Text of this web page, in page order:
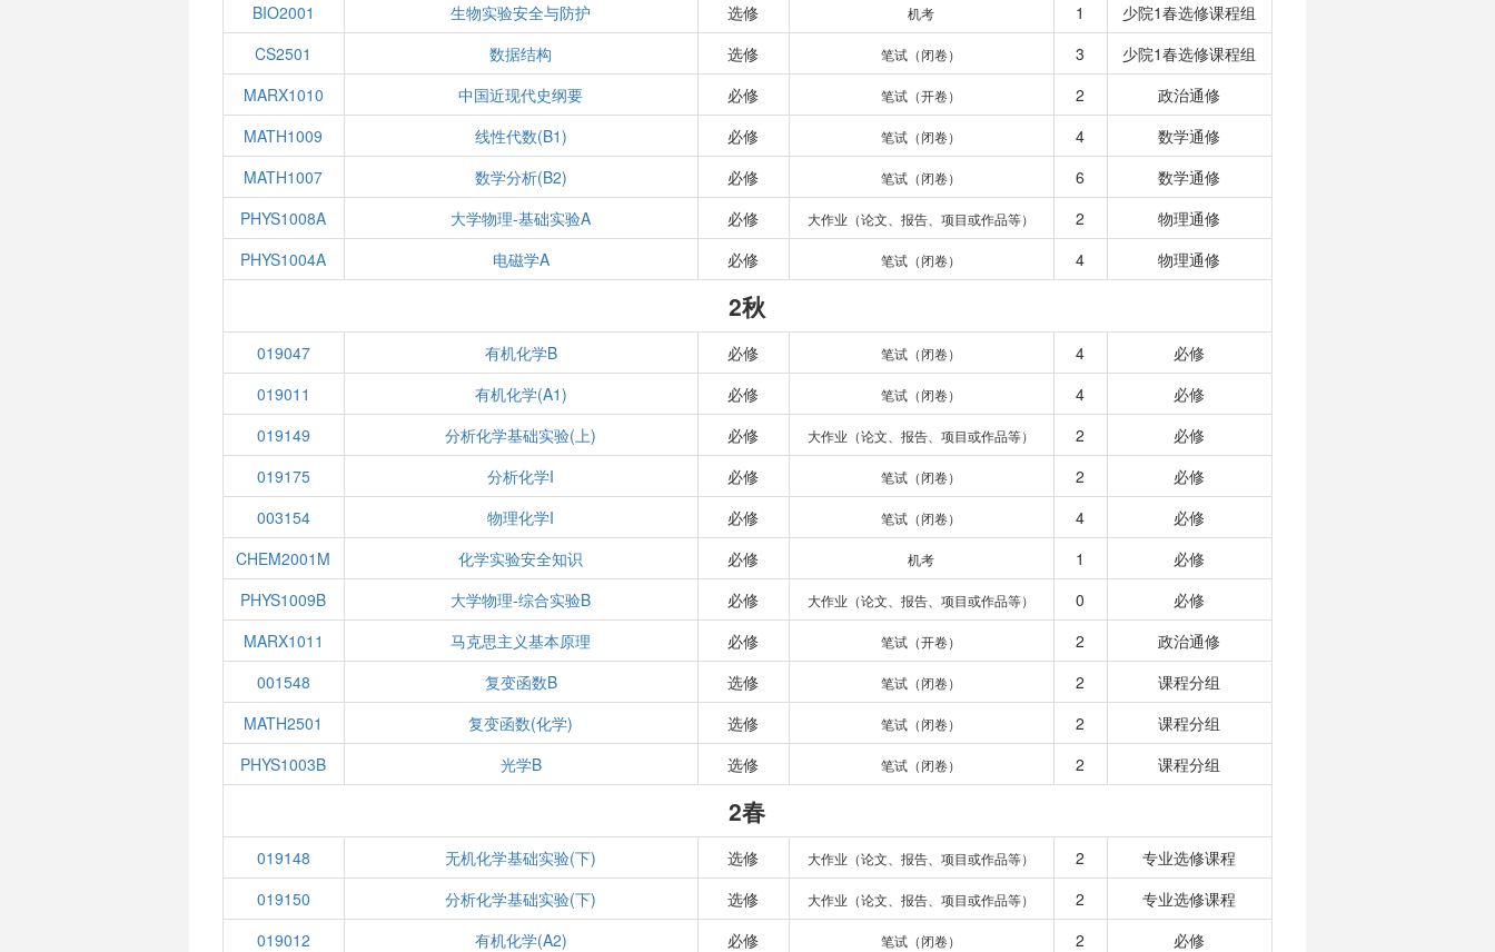
BIO2001
生物实验安全与防护 选修 机考 1
少院1春选修课程组
CS2501
数据结构 选修 笔试（闭卷） 3
少院1春选修课程组
MARX1010
中国近现代史纲要 必修 笔试（开卷） 2
政治通修
MATH1009
线性代数(B1) 必修 笔试（闭卷） 4
数学通修
MATH1007
数学分析(B2) 必修 笔试（闭卷） 6
数学通修
PHYS1008A
大学物理-基础实验A 必修 大作业（论文、报告、项目或作品等） 2
物理通修
PHYS1004A
电磁学A 必修 笔试（闭卷） 4 物理通修
2秋
019047 有机化学B 必修 笔试（闭卷） 4
必修
019011
有机化学(A1) 必修 笔试（闭卷） 4
必修
019149
分析化学基础实验(上) 必修 大作业（论文、报告、项目或作品等） 2
必修
019175
分析化学I 必修 笔试（闭卷） 2
必修
003154
物理化学I 必修 笔试（闭卷） 4
必修
CHEM2001M
化学实验安全知识 必修 机考 1
必修
PHYS1009B
大学物理-综合实验B 必修 大作业（论文、报告、项目或作品等） 0
必修
MARX1011
马克思主义基本原理 必修 笔试（开卷） 2
政治通修
001548
复变函数B 选修 笔试（闭卷） 2
课程分组
MATH2501
复变函数(化学) 选修 笔试（闭卷） 2
课程分组
PHYS1003B
光学B 选修 笔试（闭卷） 2 课程分组
2春
019148 无机化学基础实验(下) 选修 大作业（论文、报告、项目或作品等） 2
专业选修课程
019150
分析化学基础实验(下) 选修 大作业（论文、报告、项目或作品等） 2
专业选修课程
019012
有机化学(A2) 必修 笔试（闭卷） 2
必修